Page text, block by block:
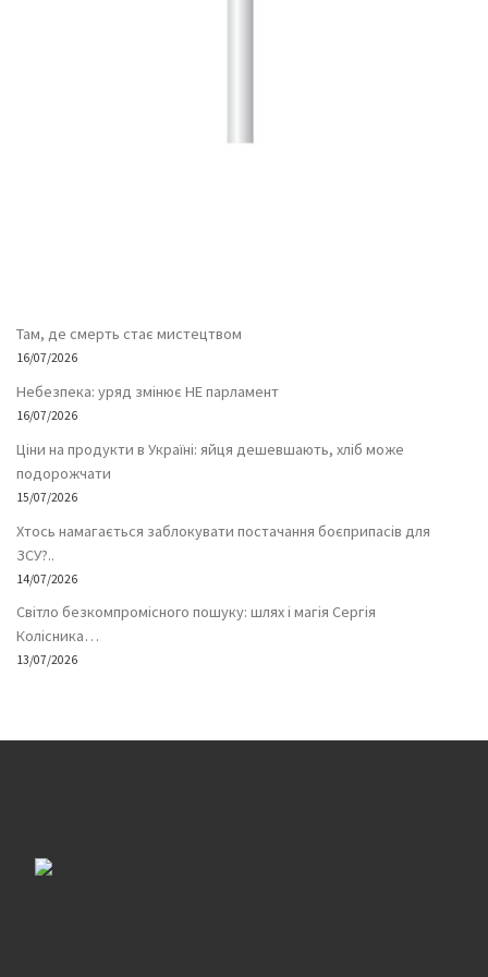
Там, де смерть стає мистецтвом
16/07/2026
Небезпека: уряд змінює НЕ парламент
16/07/2026
Ціни на продукти в Україні: яйця дешевшають, хліб може
подорожчати
15/07/2026
Хтось намагається заблокувати постачання боєприпасів для
ЗСУ?..
14/07/2026
Світло безкомпромісного пошуку: шлях і магія Сергія
Колісника…
13/07/2026